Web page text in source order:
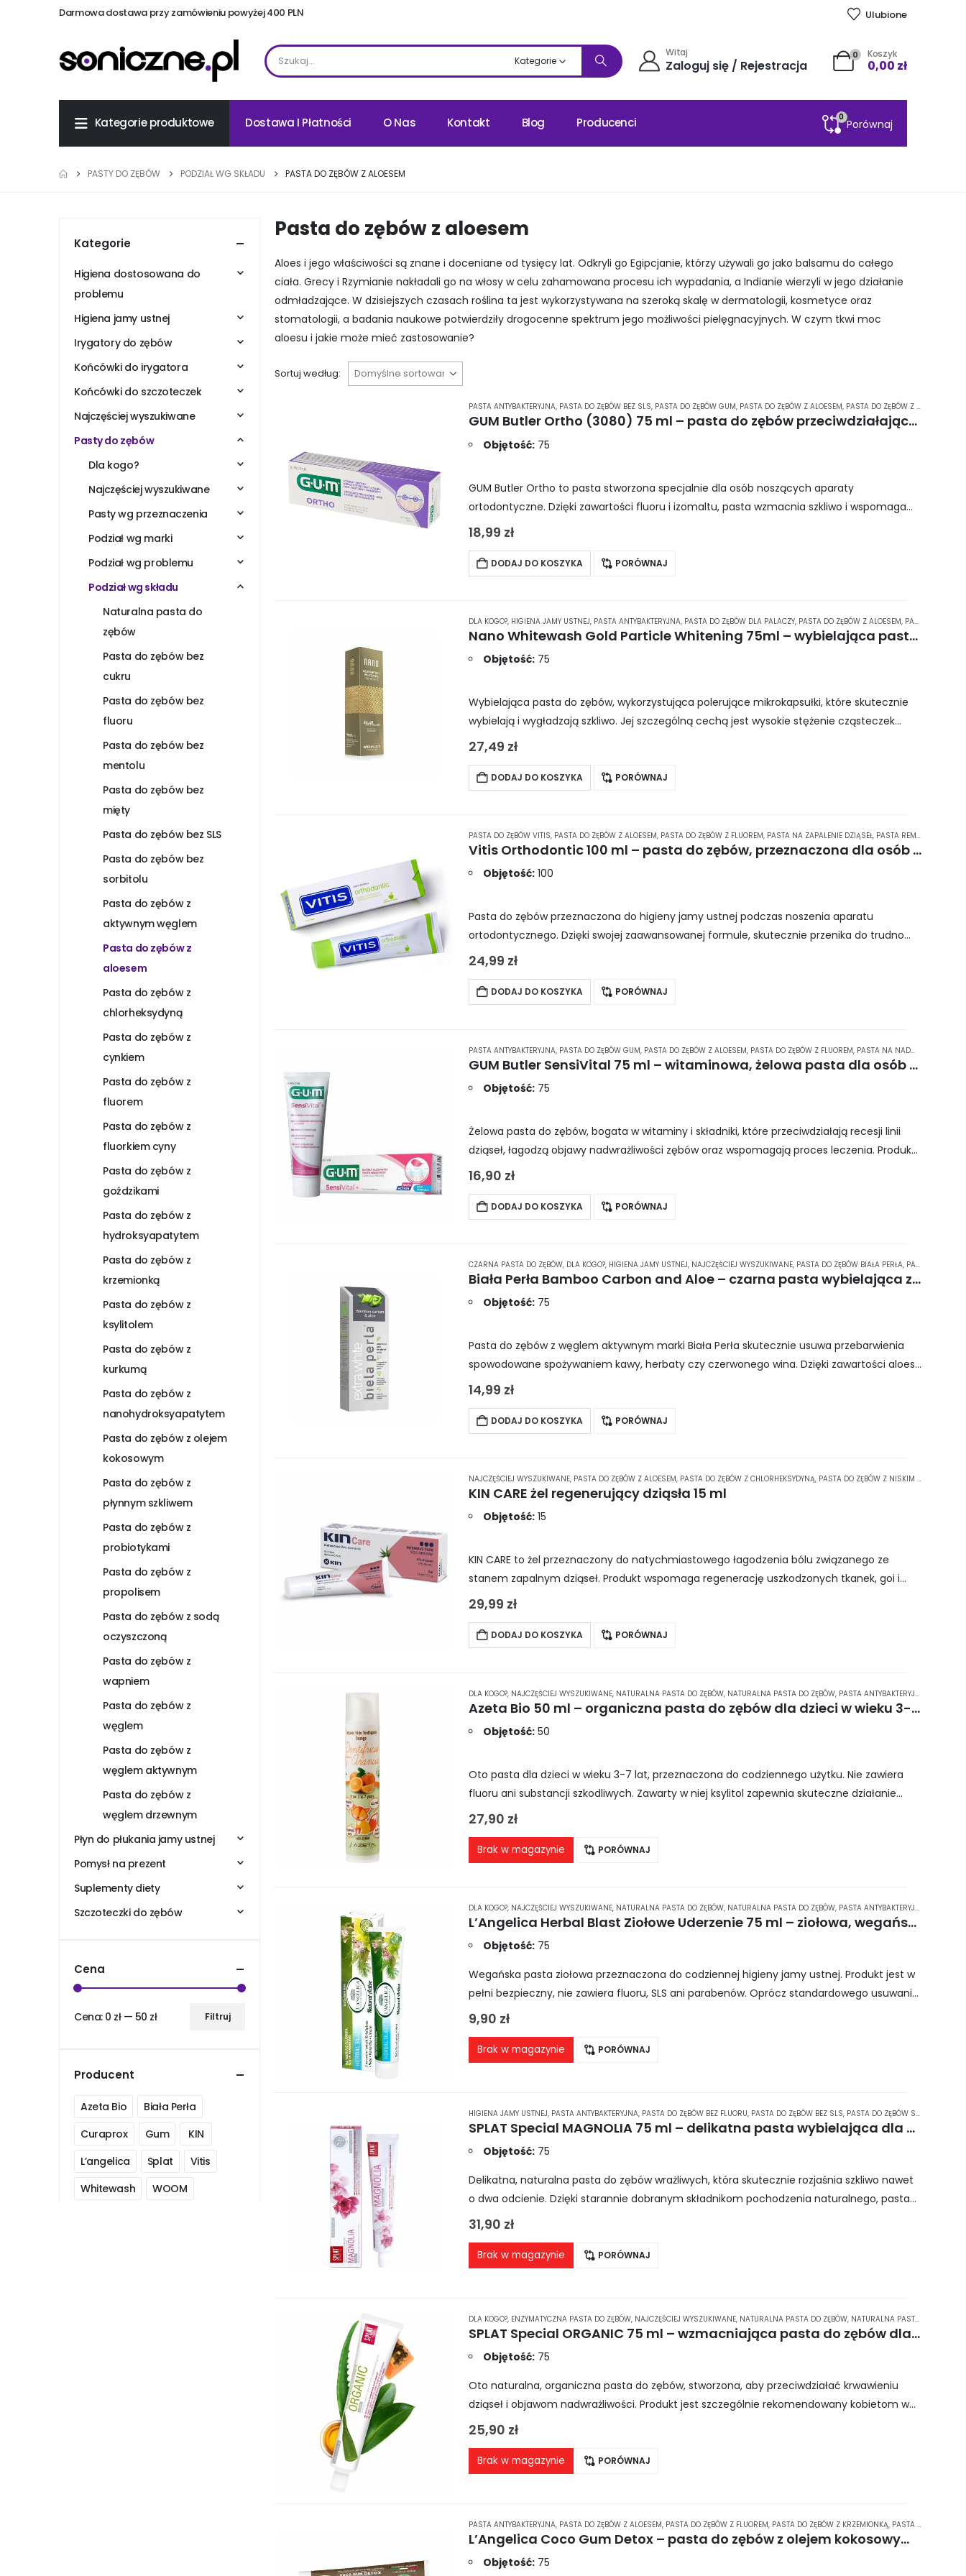
Darmowa dostawa przy zamówieniu powyżej 400 PLN Ulubione
Kategorie
Witaj
Zaloguj się / Rejestracja
0 Koszyk
0,00 zł
Kategorie produktowe Dostawa I Płatności O Nas Kontakt Blog Producenci 0
Porównaj
PASTY DO ZĘBÓW PODZIAŁ WG SKŁADU PASTA DO ZĘBÓW Z ALOESEM
Pasta do zębów z aloesem
Aloes i jego właściwości są znane i doceniane od tysięcy lat. Odkryli go Egipcjanie, którzy używali go jako balsamu do całego
ciała. Grecy i Rzymianie nakładali go na włosy w celu zahamowana procesu ich wypadania, a Indianie wierzyli w jego działanie
odmładzające. W dzisiejszych czasach roślina ta jest wykorzystywana na szeroką skalę w dermatologii, kosmetyce oraz
stomatologii, a badania naukowe potwierdziły drogocenne spektrum jego możliwości pielęgnacyjnych. W czym tkwi moc
aloesu i jakie może mieć zastosowanie?
Sortuj według:
PASTA ANTYBAKTERYJNA, PASTA DO ZĘBÓW BEZ SLS, PASTA DO ZĘBÓW GUM, PASTA DO ZĘBÓW Z ALOESEM, PASTA DO ZĘBÓW Z FLUOREM
GUM Butler Ortho (3080) 75 ml – pasta do zębów przeciwdziałająca próchnicy oraz kojąca podrażnioną jamę ustną
Objętość: 75
GUM Butler Ortho to pasta stworzona specjalnie dla osób noszących aparaty
ortodontyczne. Dzięki zawartości fluoru i izomaltu, pasta wzmacnia szkliwo i wspomaga
jego remineralizację. Podrażnienia spowodowane noszeniem aparatu są łagodzone…
18,99 zł
DODAJ DO KOSZYKA PORÓWNAJ
DLA KOGO?, HIGIENA JAMY USTNEJ, PASTA ANTYBAKTERYJNA, PASTA DO ZĘBÓW DLA PALACZY, PASTA DO ZĘBÓW Z ALOESEM, PASTA DO ZĘBÓW Z KSYLITOLEM
Nano Whitewash Gold Particle Whitening 75ml – wybielająca pasta do zębów z cząsteczkami złota
Objętość: 75
Wybielająca pasta do zębów, wykorzystująca polerujące mikrokapsułki, które skutecznie
wybielają i wygładzają szkliwo. Jej szczególną cechą jest wysokie stężenie cząsteczek
złota, wynoszące aż 95%. Dzięki temu pasta nie tylko nadaje…
27,49 zł
DODAJ DO KOSZYKA PORÓWNAJ
PASTA DO ZĘBÓW VITIS, PASTA DO ZĘBÓW Z ALOESEM, PASTA DO ZĘBÓW Z FLUOREM, PASTA NA ZAPALENIE DZIĄSEŁ, PASTA REMINERALIZUJĄCA
Vitis Orthodontic 100 ml – pasta do zębów, przeznaczona dla osób ze stałymi aparatami nazębnymi
Objętość: 100
Pasta do zębów przeznaczona do higieny jamy ustnej podczas noszenia aparatu
ortodontycznego. Dzięki swojej zaawansowanej formule, skutecznie przenika do trudno
dostępnych miejsc między zębem a aparatem, zapewniając dokładne czyszczenie.
24,99 zł
DODAJ DO KOSZYKA PORÓWNAJ
PASTA ANTYBAKTERYJNA, PASTA DO ZĘBÓW GUM, PASTA DO ZĘBÓW Z ALOESEM, PASTA DO ZĘBÓW Z FLUOREM, PASTA NA NADWRAŻLIWOŚĆ ZĘBÓW
GUM Butler SensiVital 75 ml – witaminowa, żelowa pasta dla osób z problemem wrażliwych zębów oraz kobiet w ciąży
Objętość: 75
Żelowa pasta do zębów, bogata w witaminy i składniki, które przeciwdziałają recesji linii
dziąseł, łagodzą objawy nadwrażliwości zębów oraz wspomagają proces leczenia. Produkt
jest odpowiedni do codziennego stosowania, a dzięki…
16,90 zł
DODAJ DO KOSZYKA PORÓWNAJ
CZARNA PASTA DO ZĘBÓW, DLA KOGO?, HIGIENA JAMY USTNEJ, NAJCZĘŚCIEJ WYSZUKIWANE, PASTA DO ZĘBÓW BIAŁA PERŁA, PASTA DO ZĘBÓW DLA PALACZY
Biała Perła Bamboo Carbon and Aloe – czarna pasta wybielająca z węglem aktywnym i aloesem 75 ml
Objętość: 75
Pasta do zębów z węglem aktywnym marki Biała Perła skutecznie usuwa przebarwienia
spowodowane spożywaniem kawy, herbaty czy czerwonego wina. Dzięki zawartości aloesu
i bisabololu, preparat dba o zdrowie dziąseł, a…
14,99 zł
DODAJ DO KOSZYKA PORÓWNAJ
NAJCZĘŚCIEJ WYSZUKIWANE, PASTA DO ZĘBÓW Z ALOESEM, PASTA DO ZĘBÓW Z CHLORHEKSYDYNĄ, PASTA DO ZĘBÓW Z NISKIM RDA
KIN CARE żel regenerujący dziąsła 15 ml
Objętość: 15
KIN CARE to żel przeznaczony do natychmiastowego łagodzenia bólu związanego ze
stanem zapalnym dziąseł. Produkt wspomaga regenerację uszkodzonych tkanek, goi i
łagodzi wszelkie podrażnienia. Dzięki specjalnej formule, KIN CARE skutecznie…
29,99 zł
DODAJ DO KOSZYKA PORÓWNAJ
DLA KOGO?, NAJCZĘŚCIEJ WYSZUKIWANE, NATURALNA PASTA DO ZĘBÓW, NATURALNA PASTA DO ZĘBÓW, PASTA ANTYBAKTERYJNA
Azeta Bio 50 ml – organiczna pasta do zębów dla dzieci w wieku 3-7 lat o smaku pomarańczowym
Objętość: 50
Oto pasta dla dzieci w wieku 3-7 lat, przeznaczona do codziennego użytku. Nie zawiera
fluoru ani substancji szkodliwych. Zawarty w niej ksylitol zapewnia skuteczne działanie
przeciwbakteryjne, jednocześnie stymulując pracę ślinianek….
27,90 zł
Brak w magazynie PORÓWNAJ
DLA KOGO?, NAJCZĘŚCIEJ WYSZUKIWANE, NATURALNA PASTA DO ZĘBÓW, NATURALNA PASTA DO ZĘBÓW, PASTA ANTYBAKTERYJNA
L’Angelica Herbal Blast Ziołowe Uderzenie 75 ml – ziołowa, wegańska pasta do zębów o działaniu odświeżającym
Objętość: 75
Wegańska pasta ziołowa przeznaczona do codziennej higieny jamy ustnej. Produkt jest w
pełni bezpieczny, nie zawiera fluoru, SLS ani parabenów. Oprócz standardowego usuwania
bakterii i płytki nazębnej, pasta nawilża błonę…
9,90 zł
Brak w magazynie PORÓWNAJ
HIGIENA JAMY USTNEJ, PASTA ANTYBAKTERYJNA, PASTA DO ZĘBÓW BEZ FLUORU, PASTA DO ZĘBÓW BEZ SLS, PASTA DO ZĘBÓW SPLAT
SPLAT Special MAGNOLIA 75 ml – delikatna pasta wybielająca dla osób z nadwrażliwością zębów
Objętość: 75
Delikatna, naturalna pasta do zębów wrażliwych, która skutecznie rozjaśnia szkliwo nawet
o dwa odcienie. Dzięki starannie dobranym składnikom pochodzenia naturalnego, pasta
nie tylko wybiela szkliwo, ale także poleruje je, jednocześnie…
31,90 zł
Brak w magazynie PORÓWNAJ
DLA KOGO?, ENZYMATYCZNA PASTA DO ZĘBÓW, NAJCZĘŚCIEJ WYSZUKIWANE, NATURALNA PASTA DO ZĘBÓW, NATURALNA PASTA DO ZĘBÓW
SPLAT Special ORGANIC 75 ml – wzmacniająca pasta do zębów dla kobiet w ciąży i ludzi o wrażliwych zębach oraz dziąsłach
Objętość: 75
Oto naturalna, organiczna pasta do zębów, stworzona, aby przeciwdziałać krwawieniu
dziąseł i objawom nadwrażliwości. Produkt jest szczególnie rekomendowany kobietom w
ciąży, karmiącym matkom oraz osobom z nadwrażliwością zębów i dziąseł….
25,90 zł
Brak w magazynie PORÓWNAJ
PASTA ANTYBAKTERYJNA, PASTA DO ZĘBÓW Z ALOESEM, PASTA DO ZĘBÓW Z FLUOREM, PASTA DO ZĘBÓW Z KRZEMIONKĄ, PASTA DO ZĘBÓW Z KSYLITOLEM
L’Angelica Coco Gum Detox – pasta do zębów z olejem kokosowym 75 ml
Objętość: 75
Kategorie
Higiena dostosowana do
problemu
Higiena jamy ustnej
Irygatory do zębów
Końcówki do irygatora
Końcówki do szczoteczek
Najczęściej wyszukiwane
Pasty do zębów
Dla kogo?
Najczęściej wyszukiwane
Pasty wg przeznaczenia
Podział wg marki
Podział wg problemu
Podział wg składu
Naturalna pasta do
zębów
Pasta do zębów bez
cukru
Pasta do zębów bez
fluoru
Pasta do zębów bez
mentolu
Pasta do zębów bez
mięty
Pasta do zębów bez SLS
Pasta do zębów bez
sorbitolu
Pasta do zębów z
aktywnym węglem
Pasta do zębów z
aloesem
Pasta do zębów z
chlorheksydyną
Pasta do zębów z
cynkiem
Pasta do zębów z
fluorem
Pasta do zębów z
fluorkiem cyny
Pasta do zębów z
goździkami
Pasta do zębów z
hydroksyapatytem
Pasta do zębów z
krzemionką
Pasta do zębów z
ksylitolem
Pasta do zębów z
kurkumą
Pasta do zębów z
nanohydroksyapatytem
Pasta do zębów z olejem
kokosowym
Pasta do zębów z
płynnym szkliwem
Pasta do zębów z
probiotykami
Pasta do zębów z
propolisem
Pasta do zębów z sodą
oczyszczoną
Pasta do zębów z
wapniem
Pasta do zębów z
węglem
Pasta do zębów z
węglem aktywnym
Pasta do zębów z
węglem drzewnym
Płyn do płukania jamy ustnej
Pomysł na prezent
Suplementy diety
Szczoteczki do zębów
Cena
Filtruj
Cena: 0 zł— 50 zł
Producent
Azeta Bio
Biała Perła
Curaprox
Gum
KIN
L’angelica
Splat
Vitis
Whitewash
WOOM